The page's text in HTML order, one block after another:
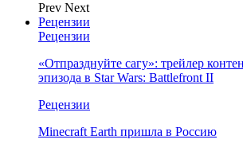
Prev Next
Рецензии
Рецензии
«Отпразднуйте сагу»: трейлер
эпизода в Star Wars: Battlefront II
Рецензии
Minecraft Earth пришла в Россию